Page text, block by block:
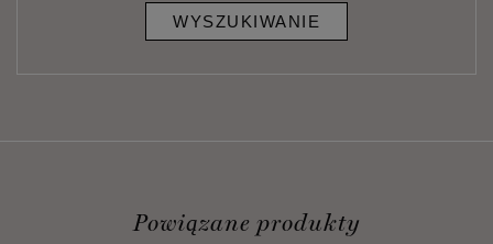
WYSZUKIWANIE
Powiązane produkty